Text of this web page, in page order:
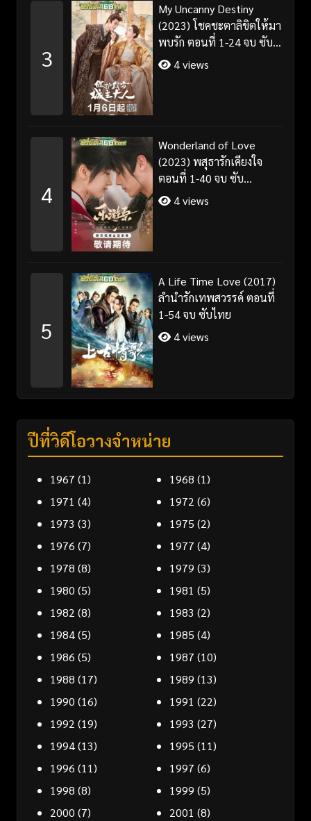
3
My Uncanny Destiny
(2023) โชคชะตาลิขิตให้มา
พบรัก ตอนที่ 1-24 จบ ซับ
ไทย/พากย์ไทย
4 views
4
Wonderland of Love
(2023) พสุธารักเคียงใจ
ตอนที่ 1-40 จบ ซับ
ไทย+พากย์ไทย
4 views
5
A Life Time Love (2017)
ลำนำรักเทพสวรรค์ ตอนที่
1-54 จบ ซับไทย
4 views
ปีที่วิดีโอวางจำหน่าย
1967 (1) 1968 (1)
1971 (4) 1972 (6)
1973 (3) 1975 (2)
1976 (7) 1977 (4)
1978 (8) 1979 (3)
1980 (5) 1981 (5)
1982 (8) 1983 (2)
1984(5) 1985 (4)
1986 (5) 1987 (10)
1988 (17) 1989 (13)
1990 (16) 1991 (22)
1992 (19) 1993 (27)
1994(13) 1995 (11)
1996 (11) 1997 (6)
1998 (8) 1999 (5)
2000 (7) 2001 (8)